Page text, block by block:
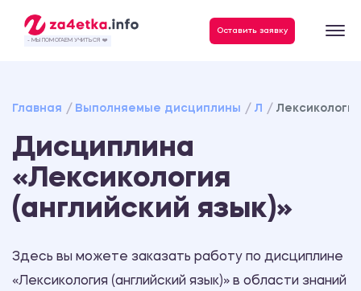
- МЫ ПОМОГАЕМ УЧИТЬСЯ ❤️
Оставить заявку
Главная Выполняемые дисциплины Л
Дисциплина
«Лексикология
(английский язык)»
Здесь вы можете заказать работу по дисциплине
«Лексикология (английский язык)» в области знаний